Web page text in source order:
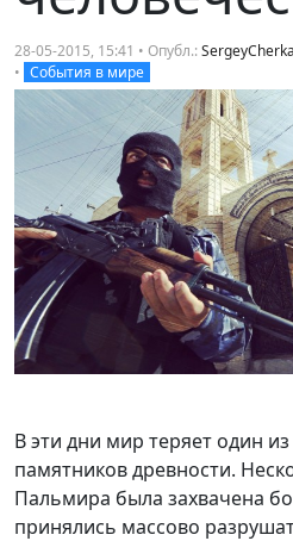
28-05-2015, 15:41 • Опубл.:
• События в мире
В эти дни мир теряет один
памятников древности.
Пальмира была захвачена
принялись массово